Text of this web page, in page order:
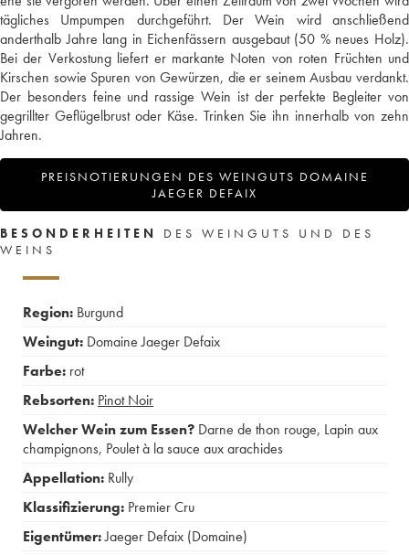
tägliches Umpumpen durchgeführt. Der Wein wird anschließend
anderthalb Jahre lang in Eichenfässern ausgebaut (50 % neues Holz).
Bei der Verkostung liefert er markante Noten von roten Früchten und
Kirschen sowie Spuren von Gewürzen, die er seinem Ausbau verdankt.
Der besonders feine und rassige Wein ist der perfekte Begleiter von
gegrillter Geflügelbrust oder Käse. Trinken Sie ihn innerhalb von zehn
Jahren.
PREISNOTIERUNGEN DES WEINGUTS DOMAINE
JAEGER DEFAIX
BESONDERHEITEN
DES WEINGUTS UND DES
WEINS
Region: Burgund
Weingut: Domaine Jaeger Defaix
Farbe: rot
Rebsorten: Pinot Noir
Welcher Wein zum Essen? Darne de thon rouge, Lapin aux
champignons, Poulet à la sauce aux arachides
Appellation: Rully
Klassifizierung: Premier Cru
Eigentümer:Jaeger Defaix (Domaine)